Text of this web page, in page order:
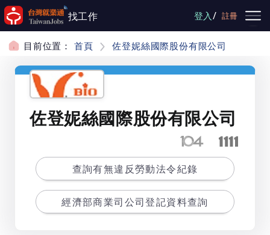
跳到主要內容
找工作 登入/ 註冊
目前位置： 首頁 佐登妮絲國際股份有限公司
佐登妮絲國際股份有限公司
查詢有無違反勞動法令紀錄
經濟部商業司公司登記資料查詢